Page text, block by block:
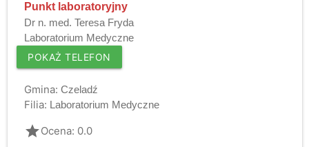
Punkt laboratoryjny
Dr n. med. Teresa Fryda
Laboratorium Medyczne
POKAŻ TELEFON
Gmina: Czeladź
Filia: Laboratorium Medyczne
gradeOcena: 0.0